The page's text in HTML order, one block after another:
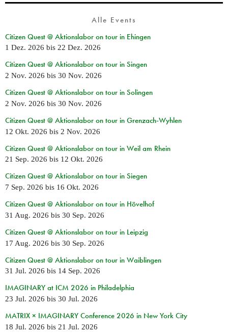
Alle Events
Citizen Quest @ Aktionslabor on tour in Ehingen
1 Dez. 2026 bis 22 Dez. 2026
Citizen Quest @ Aktionslabor on tour in Singen
2 Nov. 2026 bis 30 Nov. 2026
Citizen Quest @ Aktionslabor on tour in Solingen
2 Nov. 2026 bis 30 Nov. 2026
Citizen Quest @ Aktionslabor on tour in Grenzach-Wyhlen
12 Okt. 2026 bis 2 Nov. 2026
Citizen Quest @ Aktionslabor on tour in Weil am Rhein
21 Sep. 2026 bis 12 Okt. 2026
Citizen Quest @ Aktionslabor on tour in Siegen
7 Sep. 2026 bis 16 Okt. 2026
Citizen Quest @ Aktionslabor on tour in Hövelhof
31 Aug. 2026 bis 30 Sep. 2026
Citizen Quest @ Aktionslabor on tour in Leipzig
17 Aug. 2026 bis 30 Sep. 2026
Citizen Quest @ Aktionslabor on tour in Waiblingen
31 Jul. 2026 bis 14 Sep. 2026
IMAGINARY at ICM 2026 in Philadelphia
23 Jul. 2026 bis 30 Jul. 2026
MATRIX × IMAGINARY Conference 2026 in New York City
18 Jul. 2026 bis 21 Jul. 2026